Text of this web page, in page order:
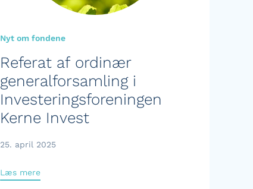
Nyt om fondene
Referat af ordinær
generalforsamling i
Investeringsforeningen
Kerne Invest
25. april 2025
Læs mere